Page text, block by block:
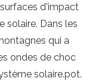
d'impact
solaire. Dans les
qui a
ondes de choc
solaire.pot.